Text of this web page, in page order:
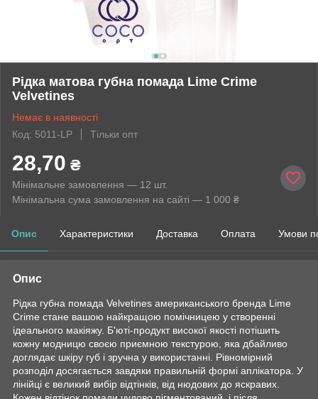
Рідка матова губна помада Lime Crime
Velvetines
Немає в наявності
Код: 5011-LP
Тільки опт
28,70 ₴
Мінімальне замовлення — 12 шт.
Мінімальна сума замовлення на сайті — 1 000 ₴
Опис Характеристики Доставка Оплата Умови
Опис
Рідка губна помада Velvetines американського бренда Lime
Crime стане вашою найкращою помічницею у створенні
ідеального макіяжу. Б'юті-продукт високої якості потішить
кожну модницю своєю приємною текстурою, яка дбайливо
доглядає шкіру губ і зручна у використанні. Рівномірний
розподіл досягається завдяки правильній формі аплікатора. У
лінійці є великий вибір відтінків, від нюдових до яскравих.